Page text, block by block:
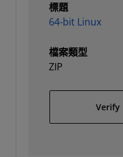
標題
64-bit Linux
檔案類型
ZIP
Verify